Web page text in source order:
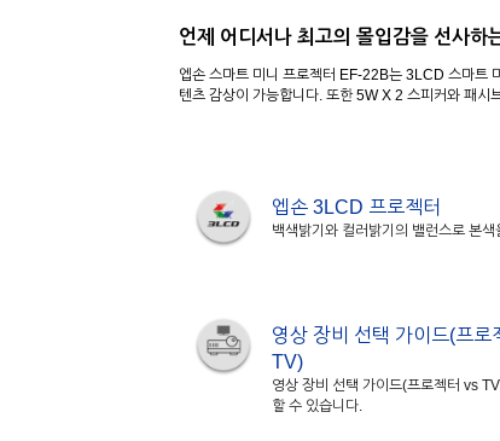
언제 어디서나 최고의 몰입감을 선사하
엡손 스마트 미니 프로젝터 EF-22B는 3LCD 스마트
텐츠 감상이 가능합니다. 또한 5W X 2 스피커와 패시
엡손 3LCD 프로젝터
백색밝기와 컬러밝기의 밸런스로 본색
영상 장비 선택 가이드(프로
TV)
영상 장비 선택 가이드(프로젝터 vs
할 수 있습니다.